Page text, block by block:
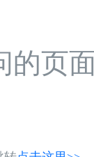
的页